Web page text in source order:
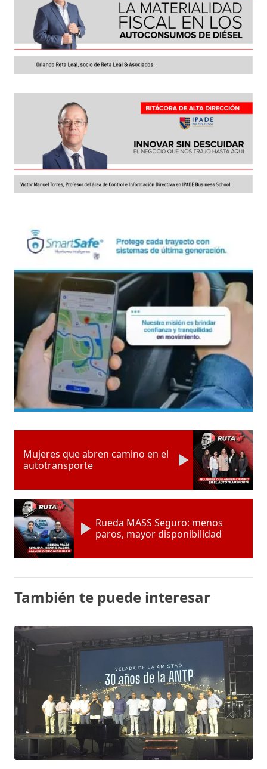
Mujeres que abren camino en el
autotransporte
Rueda MASS Seguro: menos
paros, mayor disponibilidad
También te puede interesar